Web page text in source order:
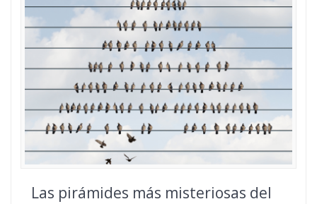
Las pirámides más misteriosas del